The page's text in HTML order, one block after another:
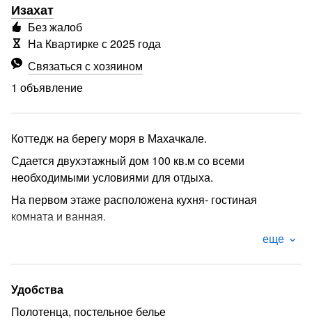
Изахат
Связаться с хозяином
1 объявление
Без жалоб
На Квартирке с 2025 года
Коттедж на берегу моря в Махачкале.
Сдается двухэтажный дом 100 кв.м со всеми
необходимыми условиями для отдыха.
На первом этаже расположена кухня- гостиная
комната и ванная.
Во дворе мангальная зона, самовар, беседка
Рестораны, кафе, супермаркет, гастраном все по
шаговой доступности.
еще
Удобства
Полотенца, постельное белье